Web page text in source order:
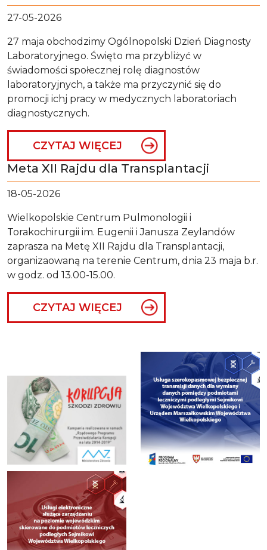
27-05-2026
27 maja obchodzimy Ogólnopolski Dzień Diagnosty
Laboratoryjnego. Święto ma przybliżyć w
świadomości społecznej rolę diagnostów
laboratoryjnych, a także ma przyczynić się do
promocji ichj pracy w medycznych laboratoriach
diagnostycznych.
CZYTAJ WIĘCEJ
Meta XII Rajdu dla Transplantacji
18-05-2026
Wielkopolskie Centrum Pulmonologii i
Torakochirurgii im. Eugenii i Janusza Zeylandów
zaprasza na Metę XII Rajdu dla Transplantacji,
organizaowaną na terenie Centrum, dnia 23 maja b.r.
w godz. od 13.00-15.00.
CZYTAJ WIĘCEJ